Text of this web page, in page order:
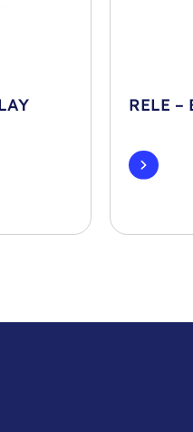
RELE –